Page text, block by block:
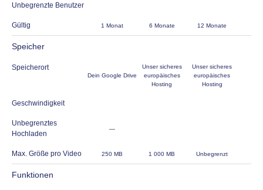
Unbegrenzte Benutzer
Gültig 1 Monat 6 Monate 12 Monate
Speicher
Speicherort
Dein Google Drive
Unser sicheres
europäisches
Hosting
Unser sicheres
europäisches
Hosting
Geschwindigkeit
Unbegrenztes
Hochladen
—
Max. Größe pro Video 250 MB 1 000 MB Unbegrenzt
Funktionen